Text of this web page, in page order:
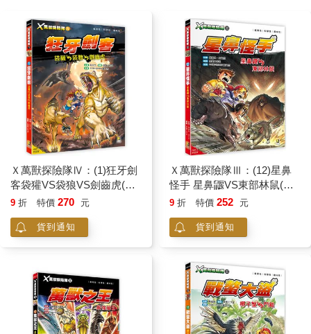
Ｘ萬獸探險隊Ⅳ：(1)狂牙劍
客袋獾VS袋狼VS劍齒虎(附
學習單)
9 折 特價 270 元
貨到通知
Ｘ萬獸探險隊Ⅲ：(12)星鼻
怪手 星鼻鼴VS東部林鼠(附
學習單)
9 折 特價 252 元
貨到通知